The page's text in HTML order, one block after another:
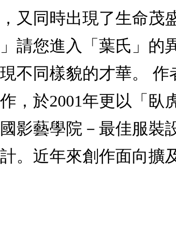
又同時出現了生命茂
請您進入「葉氏」的
不同樣貌的才華。 作
，於2001年更以「臥
影藝學院－最佳服裝
。近年來創作面向擴